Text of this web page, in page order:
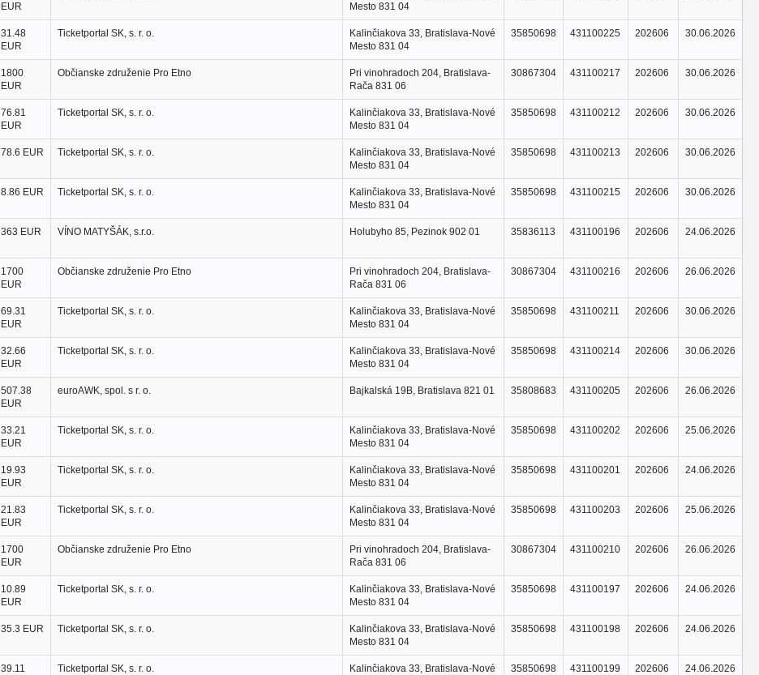
EUR
Mesto 831 04
31.48
EUR
Ticketportal SK, s. r. o.
Kalinčiakova 33, Bratislava-Nové
Mesto 831 04
35850698 431100225 202606 30.06.2026
1800
EUR
Občianske združenie Pro Etno
Pri vinohradoch 204, Bratislava-
Rača 831 06
30867304 431100217 202606 30.06.2026
76.81
EUR
Ticketportal SK, s. r. o.
Kalinčiakova 33, Bratislava-Nové
Mesto 831 04
35850698 431100212 202606 30.06.2026
78.6 EUR Ticketportal SK, s. r. o.
Kalinčiakova 33, Bratislava-Nové
Mesto 831 04
35850698 431100213 202606 30.06.2026
8.86 EUR Ticketportal SK, s. r. o.
Kalinčiakova 33, Bratislava-Nové
Mesto 831 04
35850698 431100215 202606 30.06.2026
363 EUR VÍNO MATYŠÁK, s.r.o. Holubyho 85, Pezinok 902 01 35836113 431100196 202606 24.06.2026
1700
EUR
Občianske združenie Pro Etno
Pri vinohradoch 204, Bratislava-
Rača 831 06
30867304 431100216 202606 26.06.2026
69.31
EUR
Ticketportal SK, s. r. o.
Kalinčiakova 33, Bratislava-Nové
Mesto 831 04
35850698 431100211 202606 30.06.2026
32.66
EUR
Ticketportal SK, s. r. o.
Kalinčiakova 33, Bratislava-Nové
Mesto 831 04
35850698 431100214 202606 30.06.2026
507.38
EUR
euroAWK, spol. s r. o. Bajkalská 19B, Bratislava 821 01 35808683 431100205 202606 26.06.2026
33.21
EUR
Ticketportal SK, s. r. o.
Kalinčiakova 33, Bratislava-Nové
Mesto 831 04
35850698 431100202 202606 25.06.2026
19.93
EUR
Ticketportal SK, s. r. o.
Kalinčiakova 33, Bratislava-Nové
Mesto 831 04
35850698 431100201 202606 24.06.2026
21.83
EUR
Ticketportal SK, s. r. o.
Kalinčiakova 33, Bratislava-Nové
Mesto 831 04
35850698 431100203 202606 25.06.2026
1700
EUR
Občianske združenie Pro Etno
Pri vinohradoch 204, Bratislava-
Rača 831 06
30867304 431100210 202606 26.06.2026
10.89
EUR
Ticketportal SK, s. r. o.
Kalinčiakova 33, Bratislava-Nové
Mesto 831 04
35850698 431100197 202606 24.06.2026
35.3 EUR Ticketportal SK, s. r. o.
Kalinčiakova 33, Bratislava-Nové
Mesto 831 04
35850698 431100198 202606 24.06.2026
39.11
Ticketportal SK, s. r. o.
Kalinčiakova 33, Bratislava-Nové
35850698 431100199 202606 24.06.2026